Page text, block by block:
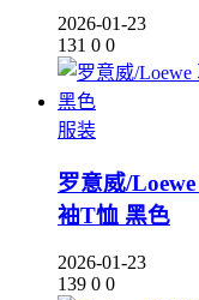
2026-01-23
131 0 0
服装
罗意威/
袖T恤 黑色
2026-01-23
139 0 0